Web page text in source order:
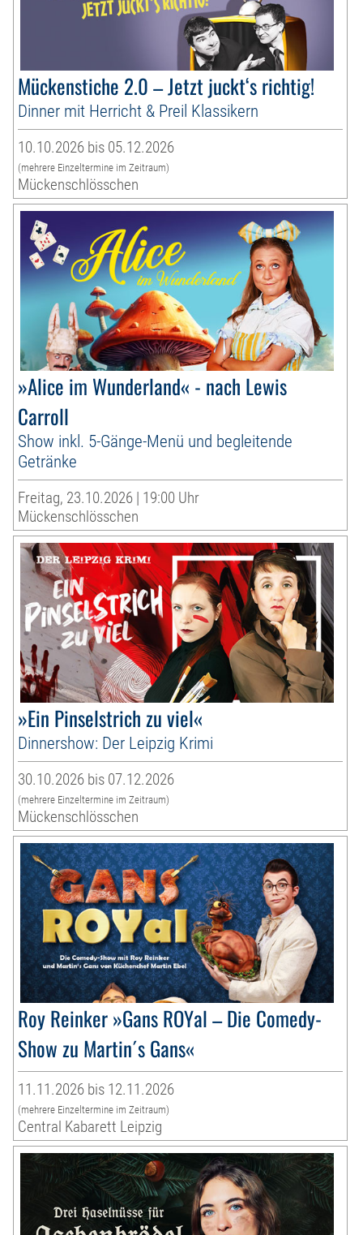
Mückenstiche 2.0 – Jetzt juckt‘s richtig!
Dinner mit Herricht & Preil Klassikern
10.10.2026 bis 05.12.2026
(mehrere Einzeltermine im Zeitraum)
Mückenschlösschen
»Alice im Wunderland« - nach Lewis
Carroll
Show inkl. 5-Gänge-Menü und begleitende
Getränke
Freitag, 23.10.2026 | 19:00 Uhr
Mückenschlösschen
»Ein Pinselstrich zu viel«
Dinnershow: Der Leipzig Krimi
30.10.2026 bis 07.12.2026
(mehrere Einzeltermine im Zeitraum)
Mückenschlösschen
Roy Reinker »Gans ROYal – Die Comedy-
Show zu Martin´s Gans«
11.11.2026 bis 12.11.2026
(mehrere Einzeltermine im Zeitraum)
Central Kabarett Leipzig